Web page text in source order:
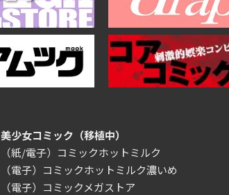
美少女コミック（移植中）
（紙/電子）コミックホットミルク
（電子）コミックホットミルク濃いめ
（電子）コミックメガストア